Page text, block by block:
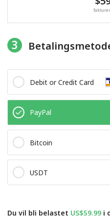
3
Debit or Credit Card
PayPal
Bitcoin
USDT
Du vil bli belastet US$59.99 i